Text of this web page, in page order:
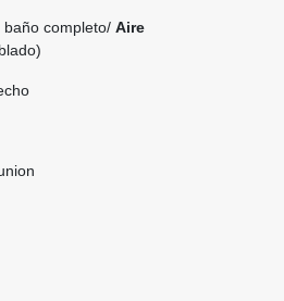
baño completo/ Aire